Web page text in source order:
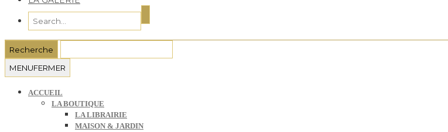
MENUFERMER
ACCUEIL
LA BOUTIQUE
LA LIBRAIRIE
MAISON & JARDIN